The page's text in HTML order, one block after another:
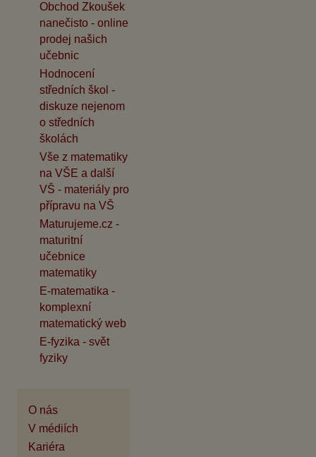
Obchod Zkoušek
nanečisto - online
prodej našich
učebnic
Hodnocení
středních škol -
diskuze nejenom
o středních
školách
Vše z matematiky
na VŠE a další
VŠ - materiály pro
přípravu na VŠ
Maturujeme.cz -
maturitní
učebnice
matematiky
E-matematika -
komplexní
matematický web
E-fyzika - svět
fyziky
O nás
V médiích
Kariéra